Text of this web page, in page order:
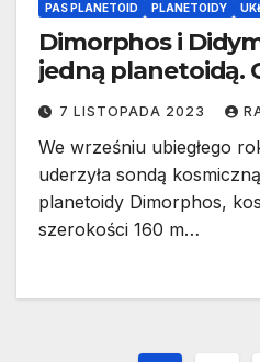
PAS PLANETOID PLANETOIDY
Dimorphos i
jedną planetoidą.
7 LISTOPADA 2023
We wrześniu ubiegłego
uderzyła sondą
planetoidy Dimorphos,
szerokości 160 m…